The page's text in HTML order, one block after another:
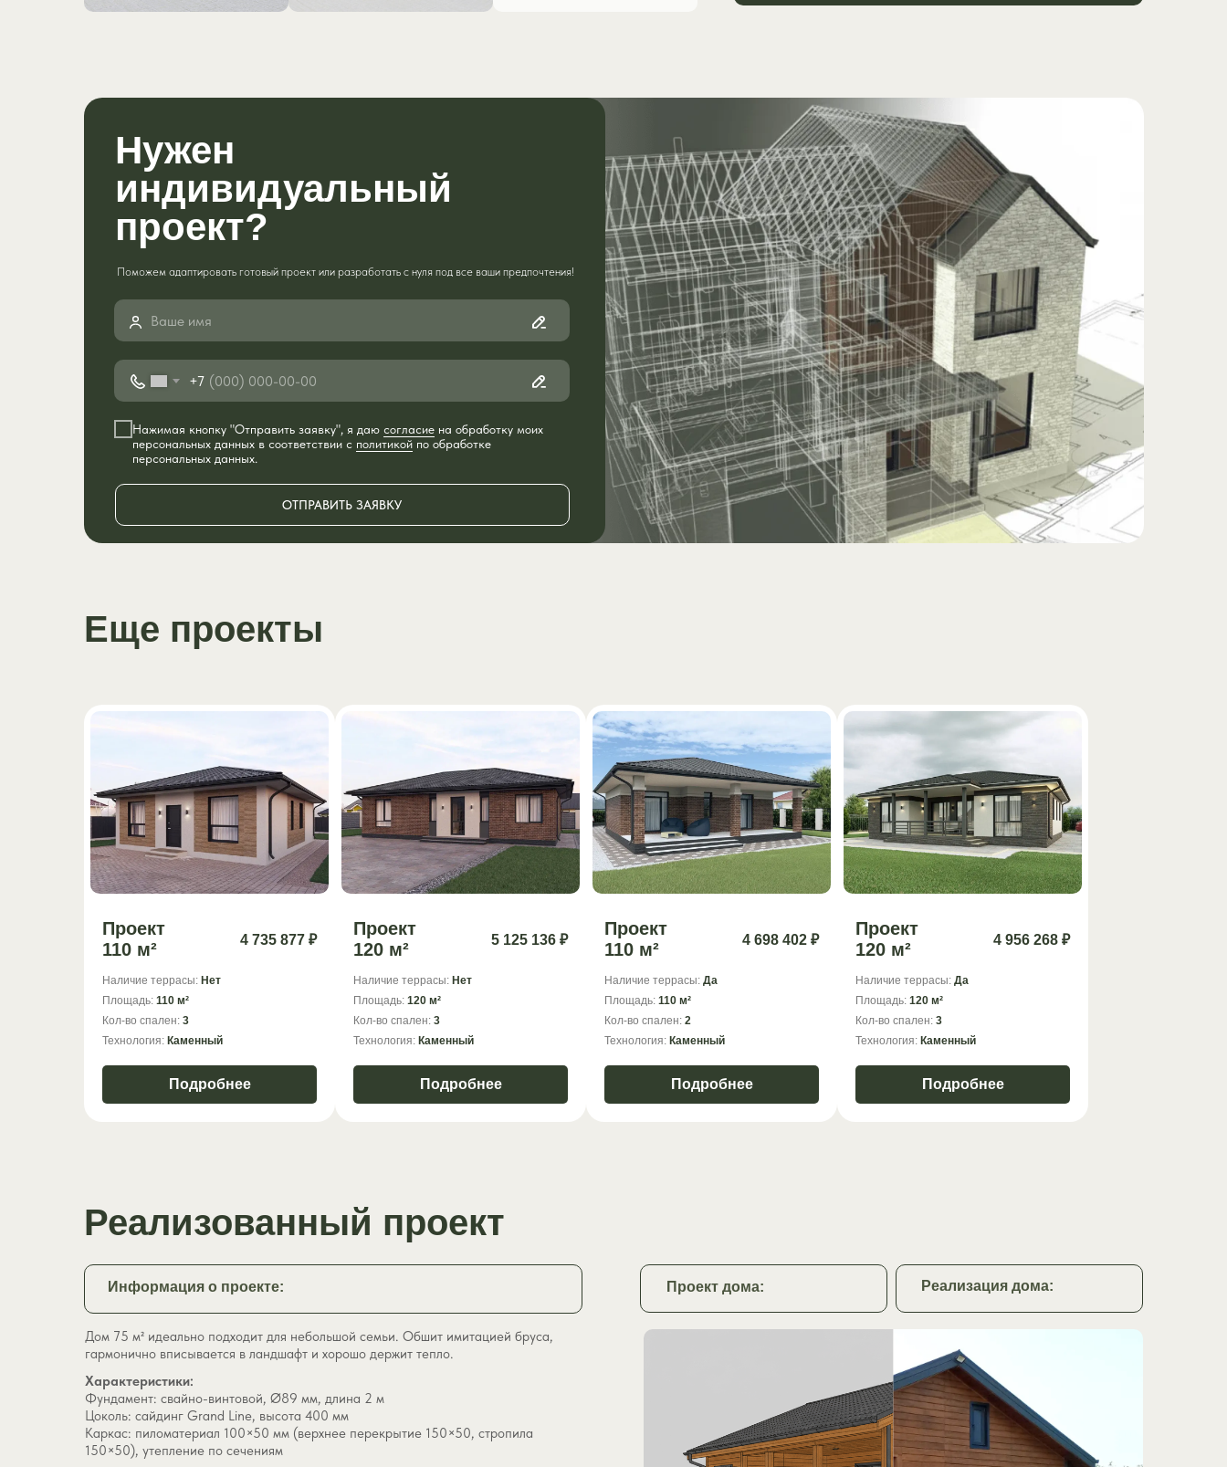
+7
Нажимая кнопку "Отправить заявку", я даю согласие на обработку моих
персональных данных в соответствии с политикой по обработке
персональных данных.
ОТПРАВИТЬ ЗАЯВКУ
Нужен
индивидуальный
проект?
Поможем адаптировать готовый проект или разработать с нуля под все ваши предпочтения!
Проект
110 м²
4 735 877 ₽
Наличие террасы: Нет
Площадь: 110 м²
Кол-во спален: 3
Технология: Каменный
Подробнее
Проект
120 м²
5 125 136 ₽
Наличие террасы: Нет
Площадь: 120 м²
Кол-во спален: 3
Технология: Каменный
Подробнее
Проект
110 м²
4 698 402 ₽
Наличие террасы: Да
Площадь: 110 м²
Кол-во спален: 2
Технология: Каменный
Подробнее
Проект
120 м²
4 956 268 ₽
Наличие террасы: Да
Площадь: 120 м²
Кол-во спален: 3
Технология: Каменный
Подробнее
Еще проекты
Реализованный проект
Характеристики:
Фундамент: свайно-винтовой, Ø89 мм, длина 2 м
Цоколь: сайдинг Grand Line, высота 400 мм
Каркас: пиломатериал 100×50 мм (верхнее перекрытие 150×50, стропила
150×50), утепление по сечениям
Информация о проекте:
Дом 75 м² идеально подходит для небольшой семьи. Обшит имитацией бруса,
гармонично вписывается в ландшафт и хорошо держит тепло.
Проект дома: Реализация дома: